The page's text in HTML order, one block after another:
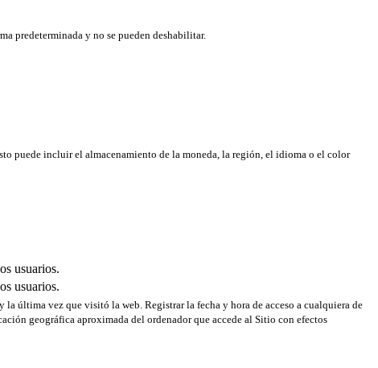
predeterminada y no se pueden deshabilitar.
puede incluir el almacenamiento de la moneda, la región, el idioma o el color
usuarios.
usuarios.
última vez que visitó la web. Registrar la fecha y hora de acceso a cualquiera de
geográfica aproximada del ordenador que accede al Sitio con efectos